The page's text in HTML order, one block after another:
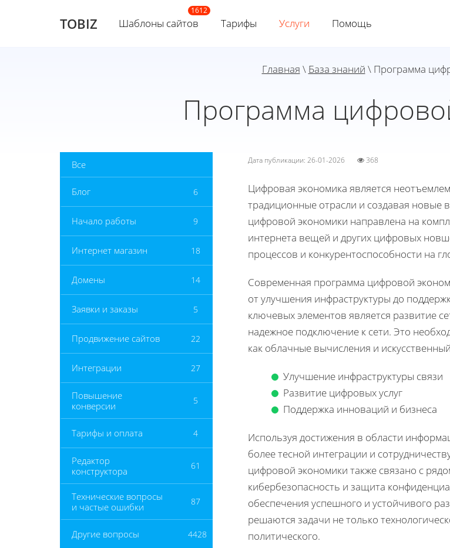
TOBIZ Шаблоны сайтов Тарифы Услуги Помощь
Главная \ База знаний \ Программа
Программа
Все
Блог 6
Начало работы 9
Интернет магазин 18
Домены 14
Заявки и заказы 5
Продвижение сайтов 22
Интеграции 27
Повышение
конверсии
5
Тарифы и оплата 4
Редактор
конструктора
61
Технические вопросы
и частые ошибки
87
Другие вопросы 4428
Дата публикации: 26-01-2026 368
Цифровая экономика является
традиционные отрасли и создавая новые
цифровой экономики направлена на
интернета вещей и других цифровых
процессов и конкурентоспособности на
Современная программа цифровой
от улучшения инфраструктуры до
ключевых элементов является развитие
надежное подключение к сети. Это
как облачные вычисления и
Улучшение инфраструктуры связи
Развитие цифровых услуг
Поддержка инноваций и бизнеса
Используя достижения в области
более тесной интеграции и
цифровой экономики также связано с
кибербезопасность и защита
обеспечения успешного и устойчивого
решаются задачи не только
политического.